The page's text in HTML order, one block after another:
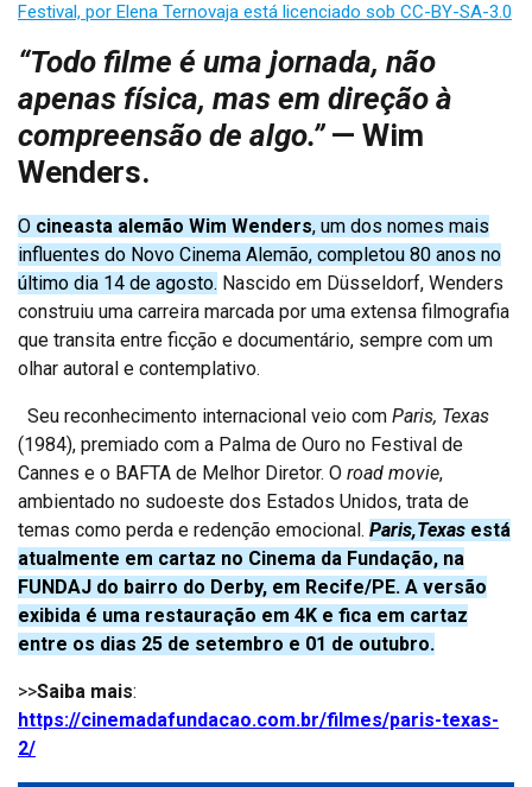
Festival, por Elena Ternovaja está licenciado sob CC-BY-SA-3.0
“Todo filme é uma jornada, não
apenas física, mas em direção à
compreensão de algo.” — Wim
Wenders.
O cineasta alemão Wim Wenders, um dos nomes mais
influentes do Novo Cinema Alemão, completou 80 anos no
último dia 14 de agosto. Nascido em Düsseldorf, Wenders
construiu uma carreira marcada por uma extensa filmografia
que transita entre ficção e documentário, sempre com um
olhar autoral e contemplativo.
Seu reconhecimento internacional veio com Paris, Texas
(1984), premiado com a Palma de Ouro no Festival de
Cannes e o BAFTA de Melhor Diretor. O road movie,
ambientado no sudoeste dos Estados Unidos, trata de
temas como perda e redenção emocional. Paris,Texas está
atualmente em cartaz no Cinema da Fundação, na
FUNDAJ do bairro do Derby, em Recife/PE. A versão
exibida é uma restauração em 4K e fica em cartaz
entre os dias 25 de setembro e 01 de outubro.
>>Saiba mais:
https://cinemadafundacao.com.br/filmes/paris-texas-
2/